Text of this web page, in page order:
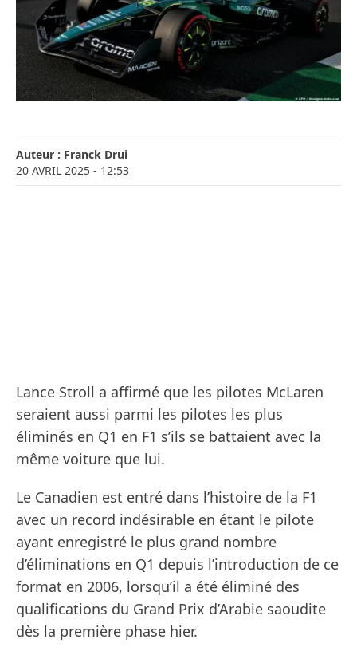
Auteur : Franck Drui
20 AVRIL 2025 - 12:53
Lance Stroll a affirmé que les pilotes McLaren
seraient aussi parmi les pilotes les plus
éliminés en Q1 en F1 s’ils se battaient avec la
même voiture que lui.
Le Canadien est entré dans l’histoire de la F1
avec un record indésirable en étant le pilote
ayant enregistré le plus grand nombre
d’éliminations en Q1 depuis l’introduction de ce
format en 2006, lorsqu’il a été éliminé des
qualifications du Grand Prix d’Arabie saoudite
dès la première phase hier.